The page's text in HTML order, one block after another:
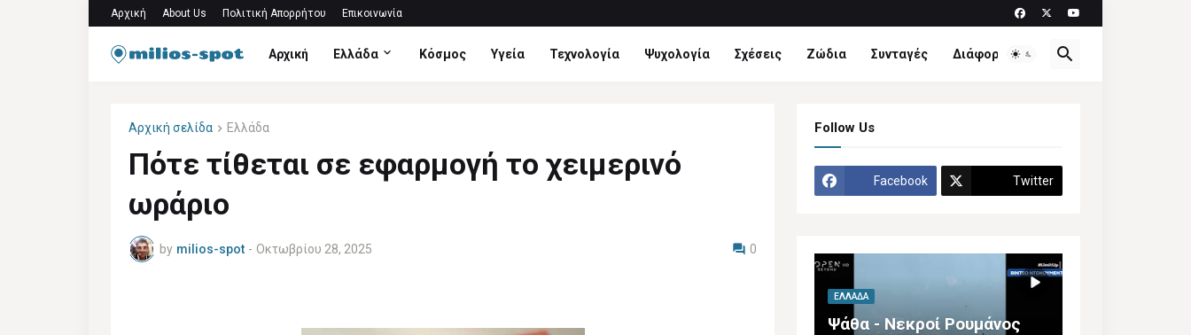
Αρχική About Us Πολιτική Απορρήτου Επικοινωνία
Αρχική Ελλάδα Κόσμος Υγεία Τεχνολογία Ψυχολογία Σχέσεις Ζώδια Συνταγές Διάφορα
Αρχική σελίδα Ελλάδα
Πότε τίθεται σε εφαρμογή το χειμερινό
ωράριο
by milios-spot - Οκτωβρίου 28, 2025 0
Follow Us
Facebook Twitter
ΕΛΛΆΔΑ
Ψάθα - Νεκροί Ρουμάνος